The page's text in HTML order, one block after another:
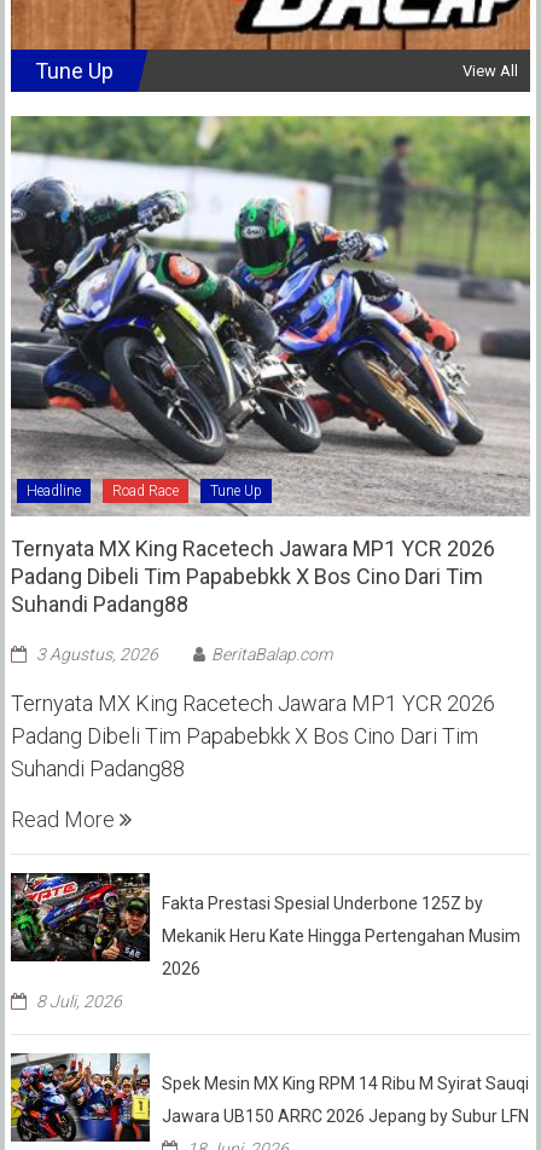
Tune Up View All
Headline Road Race Tune Up
Ternyata MX King Racetech Jawara MP1 YCR 2026
Padang Dibeli Tim Papabebkk X Bos Cino Dari Tim
Suhandi Padang88
3 Agustus, 2026 BeritaBalap.com
Ternyata MX King Racetech Jawara MP1 YCR 2026
Padang Dibeli Tim Papabebkk X Bos Cino Dari Tim
Suhandi Padang88
Read More
Fakta Prestasi Spesial Underbone 125Z by
Mekanik Heru Kate Hingga Pertengahan Musim
2026
8 Juli, 2026
Spek Mesin MX King RPM 14 Ribu M Syirat Sauqi
Jawara UB150 ARRC 2026 Jepang by Subur LFN